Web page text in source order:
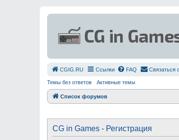
СGIG.RU Ссылки FAQ Связаться
Темы без ответов Активные темы
Список форумов
CG in Games - Регистрация